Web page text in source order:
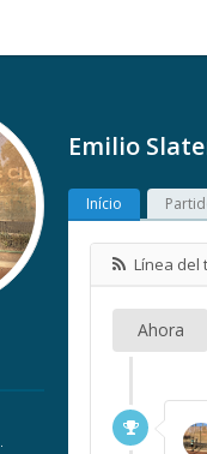
Emilio
Início
Línea del
Ahora